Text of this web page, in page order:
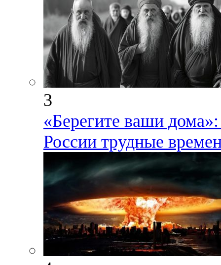
3
«Берегите ваши
России трудные